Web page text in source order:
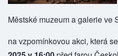
Městské muzeum a galerie ve
na vzpomínkovou akci, která